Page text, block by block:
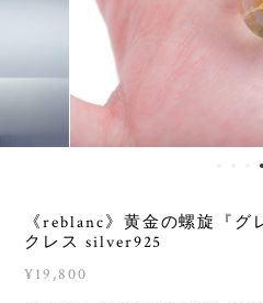
《reblanc》黄金の螺旋『グ
クレス silver925
¥19,800